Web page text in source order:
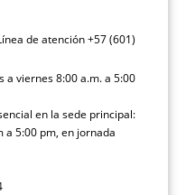
de atención +57 (601)
a viernes 8:00 a.m. a 5:00
en la sede principal:
a 5:00 pm, en jornada